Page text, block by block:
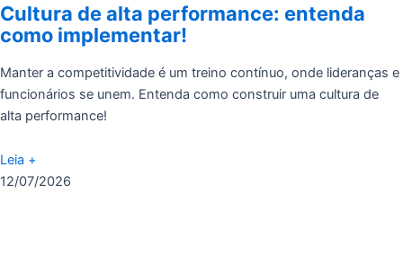
Cultura de alta performance: entenda
como implementar!
Manter a competitividade é um treino contínuo, onde lideranças e
funcionários se unem. Entenda como construir uma cultura de
alta performance!
Leia +
12/07/2026